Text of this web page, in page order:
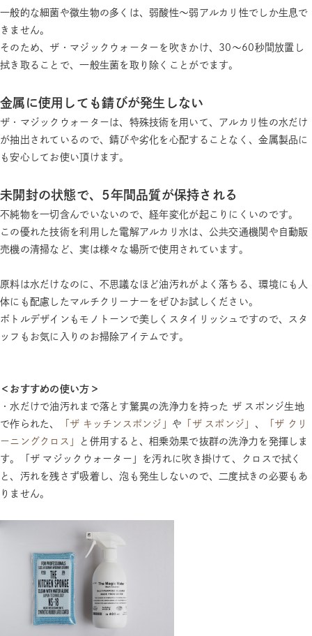
一般的な細菌や微生物の多くは、弱酸性～弱アルカリ性でしか生息で
きません。
そのため、ザ・マジックウォーターを吹きかけ、30～60秒間放置し
拭き取ることで、一般生菌を取り除くことがでます。
金属に使用しても錆びが発生しない
ザ・マジックウォーターは、特殊技術を用いて、アルカリ性の水だけ
が抽出されているので、錆びや劣化を心配することなく、金属製品に
も安心してお使い頂けます。
未開封の状態で、5年間品質が保持される
不純物を一切含んでいないので、経年変化が起こりにくいのです。
この優れた技術を利用した電解アルカリ水は、公共交通機関や自動販
売機の清掃など、実は様々な場所で使用されています。
原料は水だけなのに、不思議なほど油汚れがよく落ちる、環境にも人
体にも配慮したマルチクリーナーをぜひお試しください。
ボトルデザインもモノトーンで美しくスタイリッシュですので、スタ
ッフもお気に入りのお掃除アイテムです。
＜おすすめの使い方＞
・水だけで油汚れまで落とす驚異の洗浄力を持った ザ スポンジ生地
で作られた、
「ザ キッチンスポンジ」 や 「ザ スポンジ」 、
「ザ クリ
ーニングクロス」
と併用すると、相乗効果で抜群の洗浄力を発揮しま
す。「ザ マジックウォーター」を汚れに吹き掛けて、クロスで拭く
と、汚れを残さず吸着し、泡も発生しないので、二度拭きの必要もあ
りません。